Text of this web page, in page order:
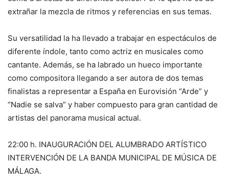
extrañar la mezcla de ritmos y referencias en sus temas.
Su versatilidad la ha llevado a trabajar en espectáculos de
diferente índole, tanto como actriz en musicales como
cantante. Además, se ha labrado un hueco importante
como compositora llegando a ser autora de dos temas
finalistas a representar a España en Eurovisión “Arde” y
“Nadie se salva” y haber compuesto para gran cantidad de
artistas del panorama musical actual.
22:00 h. INAUGURACIÓN DEL ALUMBRADO ARTÍSTICO
INTERVENCIÓN DE LA BANDA MUNICIPAL DE MÚSICA DE
MÁLAGA.